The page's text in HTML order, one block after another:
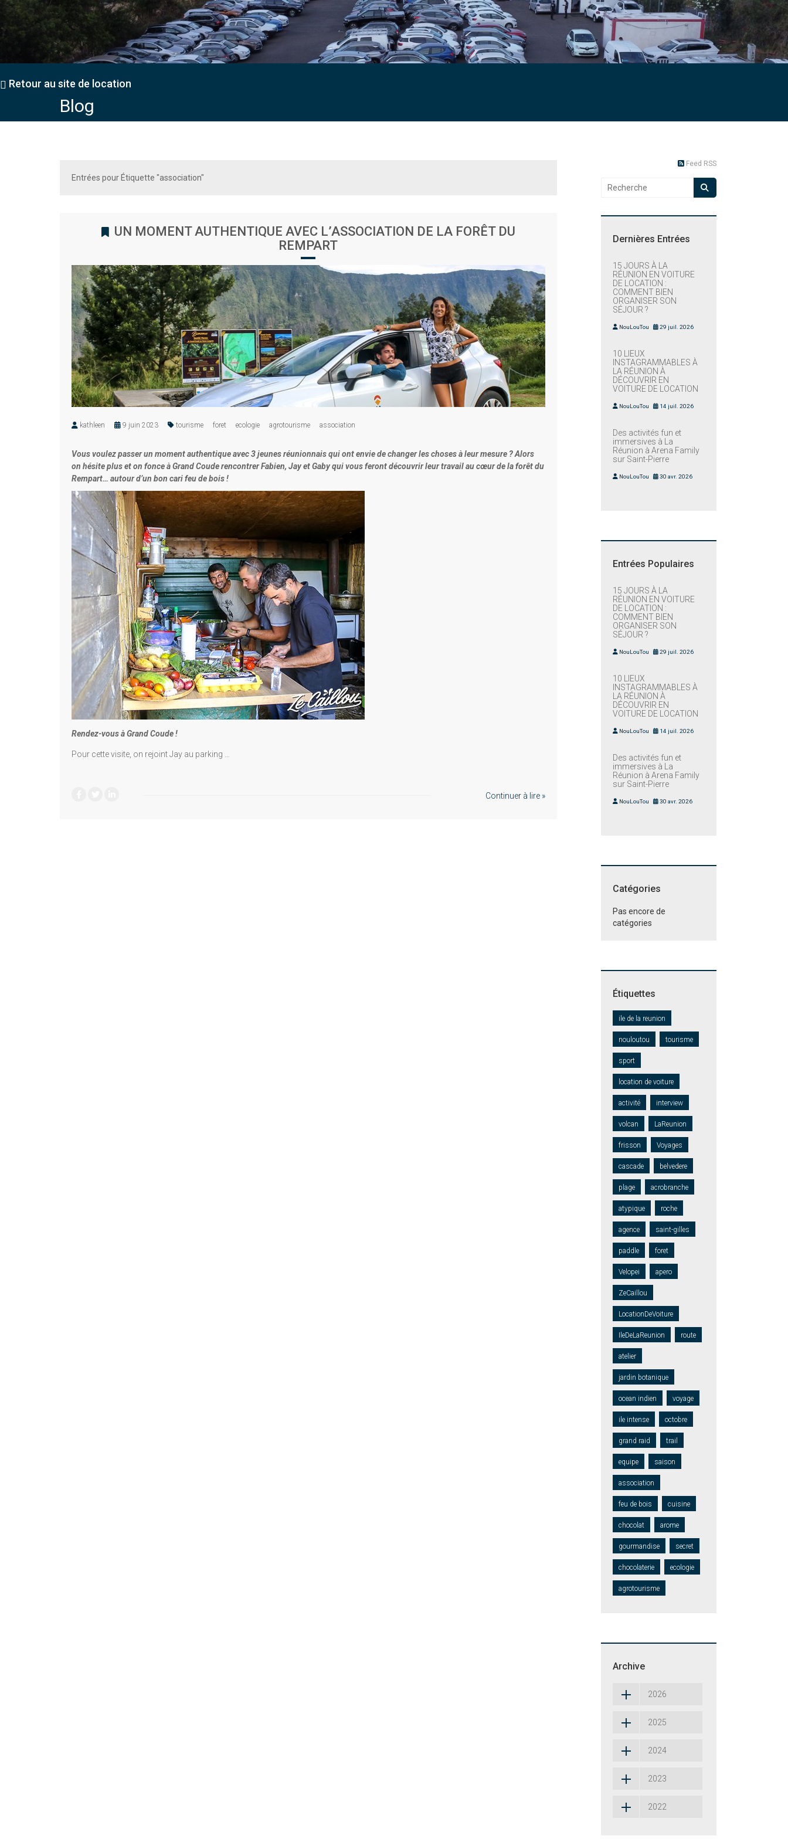
Retour au site de location
Blog
Entrées pour Étiquette "association"
UN MOMENT AUTHENTIQUE AVEC L’ASSOCIATION DE LA FORÊT DU
REMPART
kathleen 9 juin 2023 tourisme foret ecologie agrotourisme association
Vous voulez passer un moment authentique avec 3 jeunes réunionnais qui ont envie de changer les choses à leur mesure ? Alors
on hésite plus et on fonce à Grand Coude rencontrer Fabien, Jay et Gaby qui vous feront découvrir leur travail au cœur de la forêt du
Rempart… autour d’un bon cari feu de bois !
Rendez-vous à Grand Coude !
Pour cette visite, on rejoint Jay au parking …
Continuer à lire »
Feed RSS
Dernières Entrées
15 JOURS À LA
RÉUNION EN VOITURE
DE LOCATION :
COMMENT BIEN
ORGANISER SON
SÉJOUR ?
NouLouTou 29 juil. 2026
10 LIEUX
INSTAGRAMMABLES À
LA RÉUNION À
DÉCOUVRIR EN
VOITURE DE LOCATION
NouLouTou 14 juil. 2026
Des activités fun et
immersives à La
Réunion à Arena Family
sur Saint-Pierre
NouLouTou 30 avr. 2026
Entrées Populaires
15 JOURS À LA
RÉUNION EN VOITURE
DE LOCATION :
COMMENT BIEN
ORGANISER SON
SÉJOUR ?
NouLouTou 29 juil. 2026
10 LIEUX
INSTAGRAMMABLES À
LA RÉUNION À
DÉCOUVRIR EN
VOITURE DE LOCATION
NouLouTou 14 juil. 2026
Des activités fun et
immersives à La
Réunion à Arena Family
sur Saint-Pierre
NouLouTou 30 avr. 2026
Catégories
Pas encore de
catégories
Étiquettes
ile de la reunion
nouloutou tourisme
sport
location de voiture
activité interview
volcan LaReunion
frisson Voyages
cascade belvedere
plage acrobranche
atypique roche
agence saint-gilles
paddle foret
Velopei apero
ZeCaillou
LocationDeVoiture
IleDeLaReunion route
atelier
jardin botanique
ocean indien voyage
ile intense octobre
grand raid trail
equipe saison
association
feu de bois cuisine
chocolat arome
gourmandise secret
chocolaterie ecologie
agrotourisme
Archive
2026
2025
2024
2023
2022